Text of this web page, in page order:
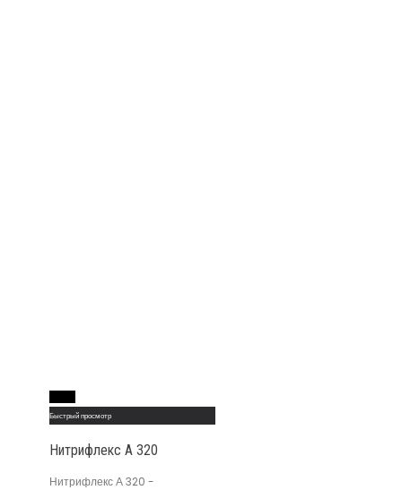
Быстрый просмотр
Нитрифлекс А 320
Нитрифлекс А 320 -